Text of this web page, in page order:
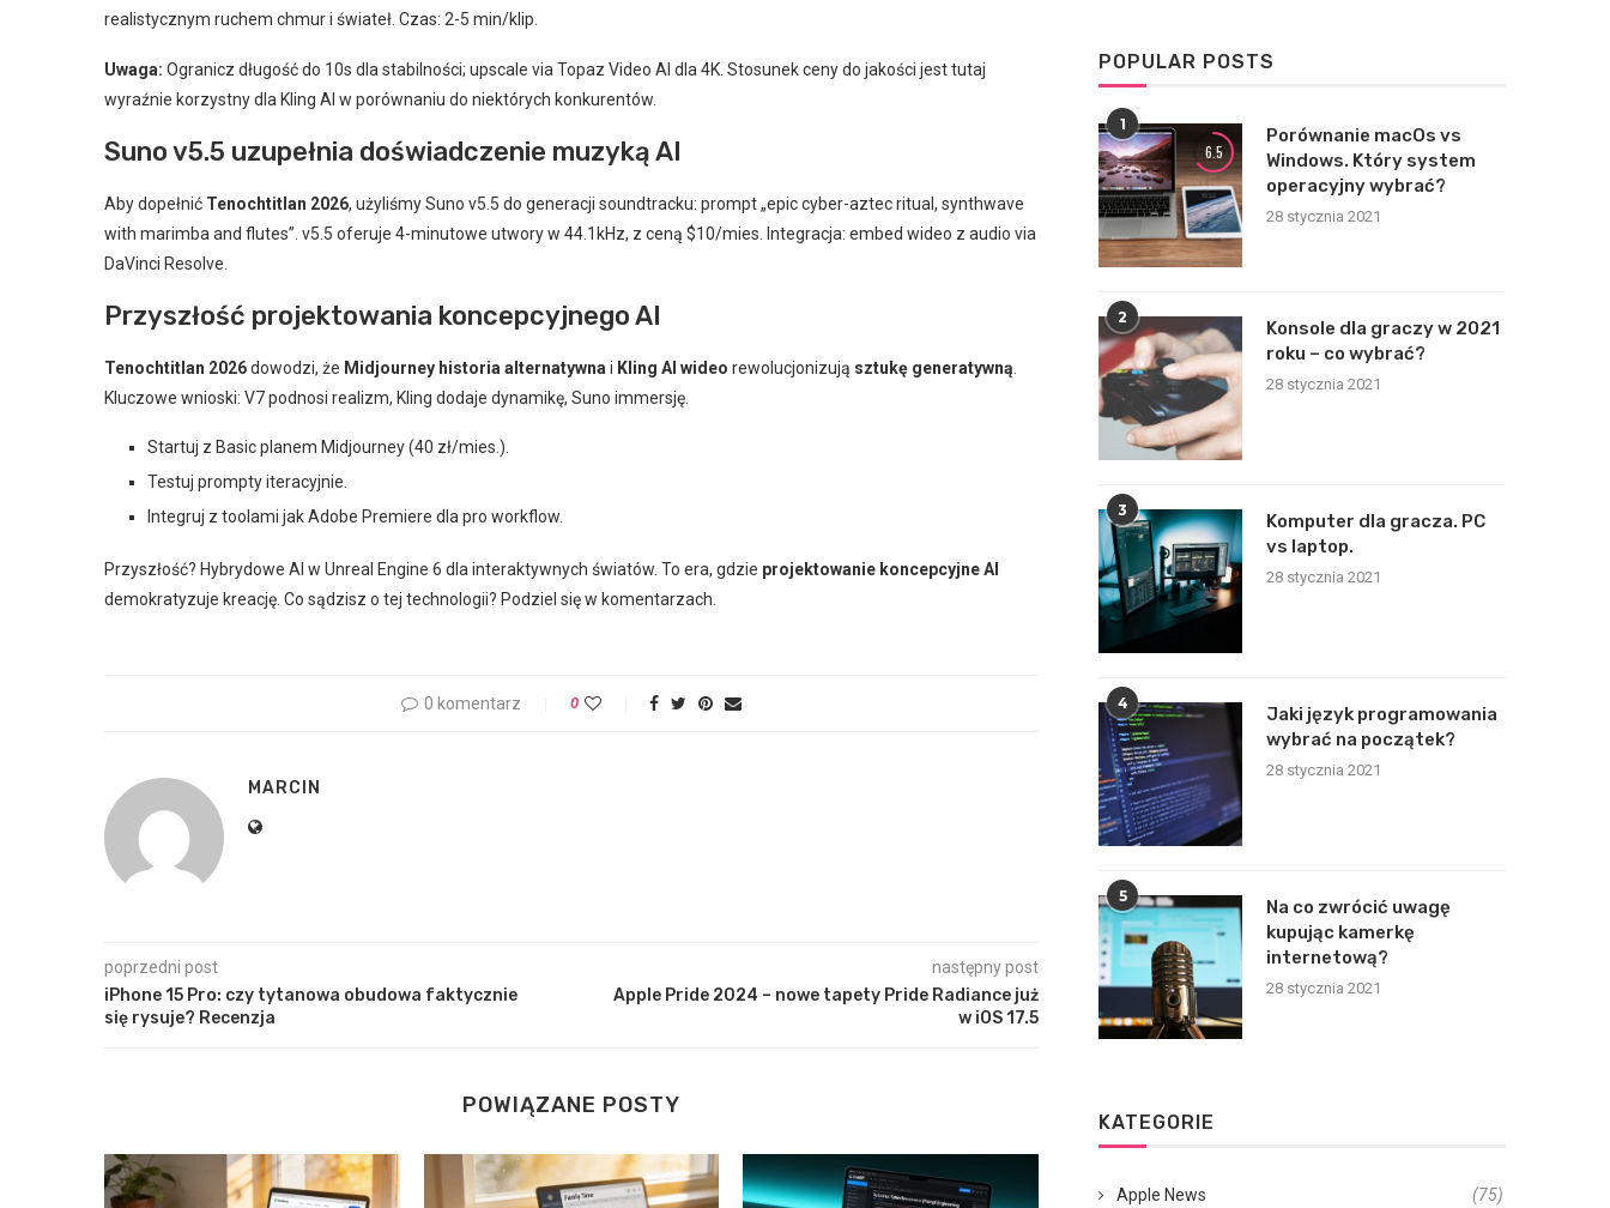
realistycznym ruchem chmur i świateł. Czas: 2-5 min/klip.
Uwaga: Ogranicz długość do 10s dla stabilności; upscale via Topaz Video AI dla 4K. Stosunek ceny do jakości jest tutaj
wyraźnie korzystny dla Kling AI w porównaniu do niektórych konkurentów.
Suno v5.5 uzupełnia doświadczenie muzyką AI
Aby dopełnić Tenochtitlan 2026, użyliśmy Suno v5.5 do generacji soundtracku: prompt „epic cyber-aztec ritual, synthwave
with marimba and flutes”. v5.5 oferuje 4-minutowe utwory w 44.1kHz, z ceną $10/mies. Integracja: embed wideo z audio via
DaVinci Resolve.
Przyszłość projektowania koncepcyjnego AI
Tenochtitlan 2026dowodzi, że Midjourney historia alternatywna i Kling AI wideo rewolucjonizują sztukę generatywną
Kluczowe wnioski: V7 podnosi realizm, Kling dodaje dynamikę, Suno immersję.
Startuj z Basic planem Midjourney (40 zł/mies.).
Testuj prompty iteracyjnie.
Integruj z toolami jak Adobe Premiere dla pro workflow.
Przyszłość? Hybrydowe AI w Unreal Engine 6 dla interaktywnych światów. To era, gdzie projektowanie koncepcyjne AI
demokratyzuje kreację. Co sądzisz o tej technologii? Podziel się w komentarzach.
0 komentarz 0
MARCIN
poprzedni post
iPhone 15 Pro: czy tytanowa obudowa faktycznie
się rysuje? Recenzja
następny post
Apple Pride 2024 – nowe tapety Pride Radiance już
w iOS 17.5
POWIĄZANE POSTY
POPULAR POSTS
1
6.5
Porównanie macOs vs
Windows. Który system
operacyjny wybrać?
28 stycznia 2021
2
Konsole dla graczy w 2021
roku – co wybrać?
28 stycznia 2021
3
Komputer dla gracza. PC
vs laptop.
28 stycznia 2021
4
Jaki język programowania
wybrać na początek?
28 stycznia 2021
5
Na co zwrócić uwagę
kupując kamerkę
internetową?
28 stycznia 2021
KATEGORIE
Apple News (75)